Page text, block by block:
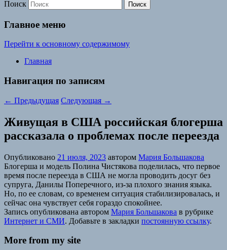
Поиск
Главное меню
Перейти к основному содержимому
Главная
Навигация по записям
← Предыдущая Следующая →
Живущая в США российская блогерша
рассказала о проблемах после переезда
Опубликовано 21 июля, 2023 автором Мария Большакова
Блогерша и модель Полина Чистякова поделилась, что первое
время после переезда в США не могла проводить досуг без
супруга, Данилы Поперечного, из-за плохого знания языка.
Но, по ее словам, со временем ситуация стабилизировалась, и
сейчас она чувствует себя гораздо спокойнее.
Запись опубликована автором Мария Большакова в рубрике
Интернет и СМИ. Добавьте в закладки постоянную ссылку.
More from my site